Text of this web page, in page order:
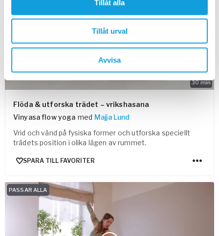
Tillåt alla
Tillåt urval
Avvisa
30min
Flöda & utforska trädet – vrikshasana
Vinyasa flow yoga med Majja Lund
Vrid och vänd på fysiska former och utforska speciellt
trädets position i olika lägen av rummet.
SPARA TILL FAVORITER
PASSAR ALLA